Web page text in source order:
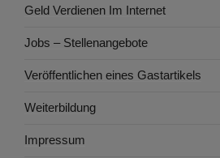
Geld Verdienen Im Internet
Jobs – Stellenangebote
Veröffentlichen eines Gastartikels
Weiterbildung
Impressum